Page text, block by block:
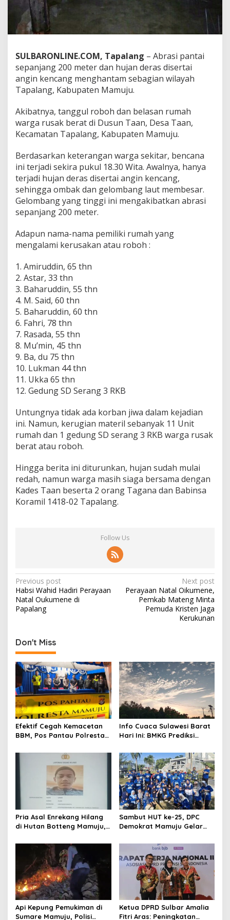
R
s
k
T
a
n
g
u
l
d
a
B
e
a
s
a
n
m
a
d
a
a
SULBARONLINE.COM, Tapalang – Abrasi pantai
sepanjang 200 meter dan hujan deras disertai
angin kencang menghantam sebagian wilayah
Tapalang, Kabupaten Mamuju.
Akibatnya, tanggul roboh dan belasan rumah
warga rusak berat di Dusun Taan, Desa Taan,
Kecamatan Tapalang, Kabupaten Mamuju.
Berdasarkan keterangan warga sekitar, bencana
ini terjadi sekira pukul 18.30 Wita. Awalnya, hanya
terjadi hujan deras disertai angin kencang,
sehingga ombak dan gelombang laut membesar.
Gelombang yang tinggi ini mengakibatkan abrasi
sepanjang 200 meter.
Adapun nama-nama pemiliki rumah yang
mengalami kerusakan atau roboh :
1. Amiruddin, 65 thn
2. Astar, 33 thn
3. Baharuddin, 55 thn
4. M. Said, 60 thn
5. Baharuddin, 60 thn
6. Fahri, 78 thn
7. Rasada, 55 thn
8. Mu’min, 45 thn
9. Ba, du 75 thn
10. Lukman 44 thn
11. Ukka 65 thn
12. Gedung SD Serang 3 RKB
Untungnya tidak ada korban jiwa dalam kejadian
ini. Namun, kerugian materil sebanyak 11 Unit
rumah dan 1 gedung SD serang 3 RKB warga rusak
berat atau roboh.
Hingga berita ini diturunkan, hujan sudah mulai
redah, namun warga masih siaga bersama dengan
Kades Taan beserta 2 orang Tagana dan Babinsa
Koramil 1418-02 Tapalang.
Follow Us
P
o
s
n
a
v
i
g
a
t
i
o
n
Previous post
Habsi Wahid Hadiri Perayaan
Natal Oukumene di
Papalang
Next post
Perayaan Natal Oikumene,
Pemkab Mateng Minta
Pemuda Kristen Jaga
Kerukunan
Don't Miss
Efektif Cegah Kemacetan
BBM, Pos Pantau Polresta
SPBU Kali Mamuju
Info Cuaca Sulawesi Barat
Hari Ini: BMKG Prediksi
Pria Asal Enrekang Hilang
di Hutan Botteng Mamuju,
Kelaparan ke Istri
Sambut HUT ke-25, DPC
Demokrat Mamuju Gelar
Indonesia Asri
Api Kepung Pemukiman di
Sumare Mamuju, Polisi
Ketua DPRD Sulbar Amalia
Fitri Aras: Peningkatan